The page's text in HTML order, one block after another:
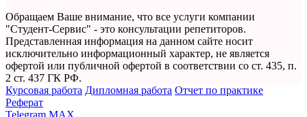
Обращаем Ваше внимание, что все услуги компании
"Студент-Сервис" - это консультации репетиторов.
Представленная информация на данном сайте носит
исключительно информационный характер, не является
офертой или публичной офертой в соответствии со ст. 435, п.
2 ст. 437 ГК РФ.
Курсовая работа Дипломная работа Отчет по практике
Реферат
Telegram MAX